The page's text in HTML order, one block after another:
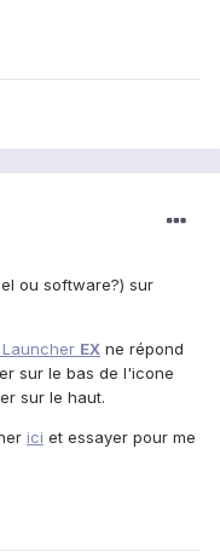
ou software?) sur
Launcher EX ne répond
sur le bas de l'icone
sur le haut.
ici et essayer pour me